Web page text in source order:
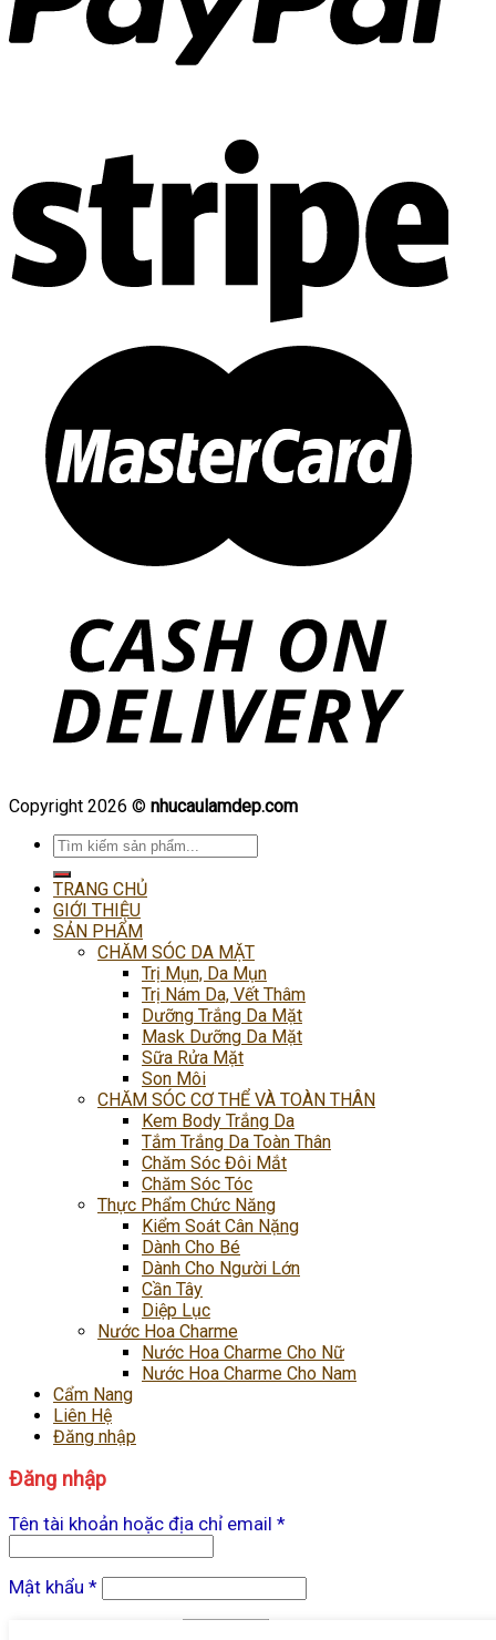
Copyright 2026 © nhucaulamdep.com
Tìm
kiếm:
TRANG CHỦ
GIỚI THIỆU
SẢN PHẨM
CHĂM SÓC DA MẶT
Trị Mụn, Da Mụn
Trị Nám Da, Vết Thâm
Dưỡng Trắng Da Mặt
Mask Dưỡng Da Mặt
Sữa Rửa Mặt
Son Môi
CHĂM SÓC CƠ THỂ VÀ TOÀN THÂN
Kem Body Trắng Da
Tắm Trắng Da Toàn Thân
Chăm Sóc Đôi Mắt
Chăm Sóc Tóc
Thực Phẩm Chức Năng
Kiểm Soát Cân Nặng
Dành Cho Bé
Dành Cho Người Lớn
Cần Tây
Diệp Lục
Nước Hoa Charme
Nước Hoa Charme Cho Nữ
Nước Hoa Charme Cho Nam
Cẩm Nang
Liên Hệ
Đăng nhập
Đăng nhập
Tên tài khoản hoặc địa chỉ email *
Mật khẩu *